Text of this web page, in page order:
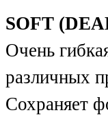
SOFT
Очень
различных
Сохраняет